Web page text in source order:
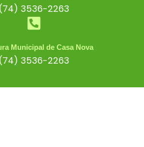
(74) 3536-2263
Municipal de Casa Nova
(74) 3536-2263